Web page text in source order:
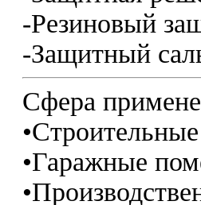
-Резиновый
-Защитный
Сфера
•Гаражные